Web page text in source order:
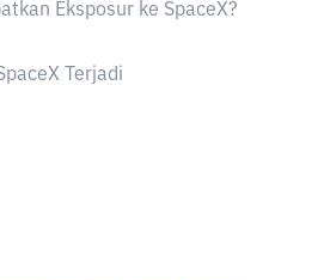
Eksposur ke SpaceX?
Terjadi